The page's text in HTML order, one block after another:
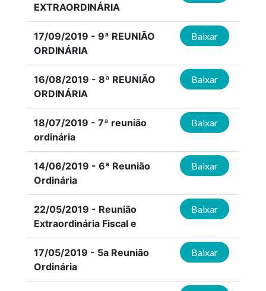
EXTRAORDINÁRIA
17/09/2019 - 9ª REUNIÃO
ORDINÁRIA
Baixar
16/08/2019 - 8ª REUNIÃO
ORDINÁRIA
Baixar
18/07/2019 - 7ª reunião
ordinária
Baixar
14/06/2019 - 6ª Reunião
Ordinária
Baixar
22/05/2019 - Reunião
Extraordinária Fiscal e
Baixar
17/05/2019 - 5a Reunião
Ordinária
Baixar